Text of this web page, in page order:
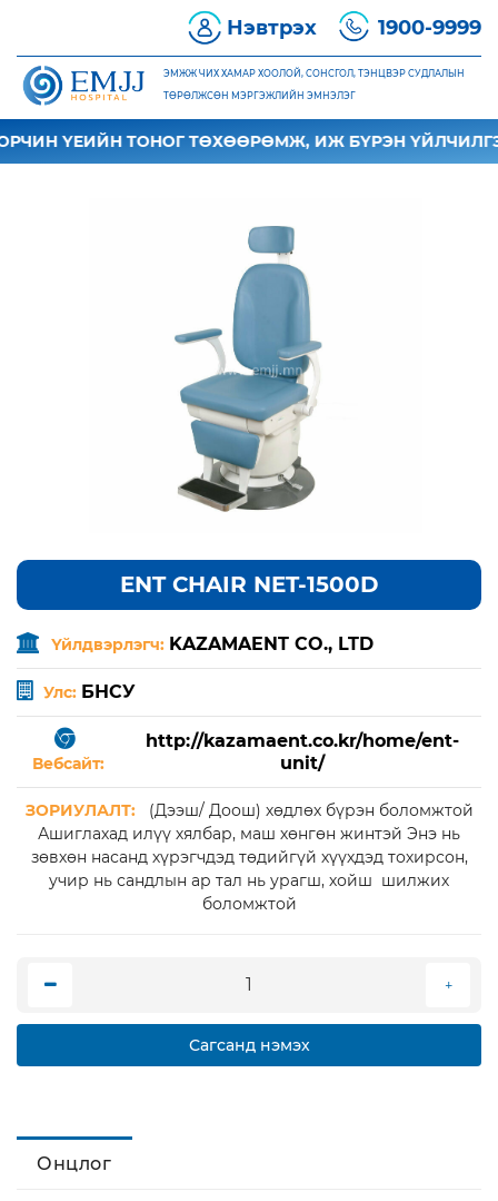
ЭМЖЖ ЧИХ ХАМАР ХООЛОЙ, СОНСГОЛ, ТЭНЦВЭР СУДЛАЛЫН
ТӨРӨЛЖСӨН МЭРГЭЖЛИЙН ЭМНЭЛЭГ
Нэвтрэх 1900-9999
ҮЕИЙН ТОНОГ ТӨХӨӨРӨМЖ, ИЖ БҮРЭН
ENT CHAIR NET-1500D
Үйлдвэрлэгч: KAZAMAENT CO., LTD
Улс: БНСУ
Вебсайт:
http://kazamaent.co.kr/home/ent-
unit/
ЗОРИУЛАЛТ:
(Дээш/ Доош) хөдлөх бүрэн боломжтой
Ашиглахад илүү хялбар, маш хөнгөн жинтэй Энэ нь
зөвхөн насанд хүрэгчдэд төдийгүй хүүхдэд тохирсон,
учир нь сандлын ар тал нь урагш, хойш шилжих
боломжтой
Сагсанд нэмэх
Онцлог